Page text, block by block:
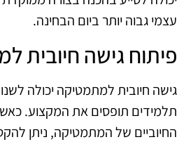
עצמי גבוה יותר ביום הבחינה.
פיתוח גישה חיובית
גישה חיובית למתמטיקה יכולה
תלמידים תופסים את המקצוע.
החיוביים של המתמטיקה, ניתן